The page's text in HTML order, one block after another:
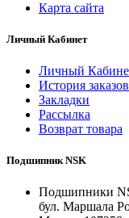
Карта сайта
Личный Кабинет
Личный
История заказов
Закладки
Рассылка
Возврат товара
Подшипник NSK
Подшипники
бул. Маршала